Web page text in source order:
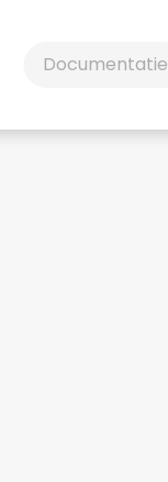
Documentatie